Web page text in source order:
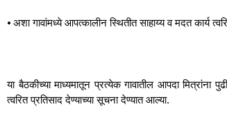
⦁ अशा गावांमध्ये आपत्कालीन स्थितीत साहाय्य व मदत कार्य
या बैठकीच्या माध्यमातून प्रत्येक गावातील आपदा मित्रांना
त्वरित प्रतिसाद देण्याच्या सूचना देण्यात आल्या.